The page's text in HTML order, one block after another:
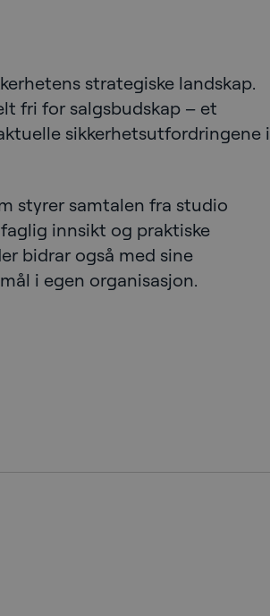
strategiske landskap.
fri for salgsbudskap – et
sikkerhetsutfordringene i
styrer samtalen fra studio
innsikt og praktiske
bidrar også med sine
i egen organisasjon.